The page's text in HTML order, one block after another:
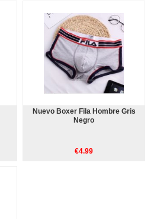
Nuevo Boxer Fila Hombre Gris
Negro
€4.99